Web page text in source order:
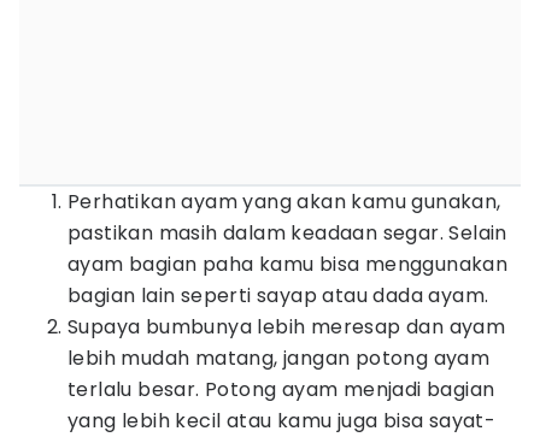
Perhatikan ayam yang akan kamu gunakan,
pastikan masih dalam keadaan segar. Selain
ayam bagian paha kamu bisa menggunakan
bagian lain seperti sayap atau dada ayam.
Supaya bumbunya lebih meresap dan ayam
lebih mudah matang, jangan potong ayam
terlalu besar. Potong ayam menjadi bagian
yang lebih kecil atau kamu juga bisa sayat-